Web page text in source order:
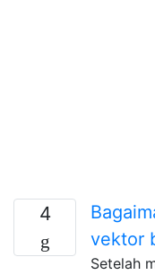
4
vektor
Setelah